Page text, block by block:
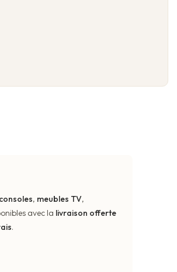
consoles, meubles TV,
avec la livraison offerte
.